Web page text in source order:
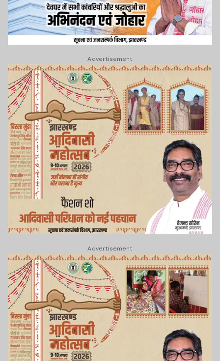
Advertisement
Advertisement